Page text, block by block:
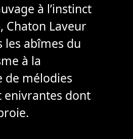
à l’instinct
Chaton Laveur
les abîmes du
à la
de mélodies
enivrantes dont